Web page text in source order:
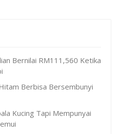
Bernilai RM111,560 Ketika
Berbisa Bersembunyi
Kucing Tapi Mempunyai